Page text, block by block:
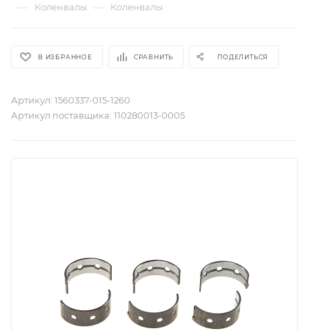
— Коленвалы — Коленвалы
В ИЗБРАННОЕ СРАВНИТЬ ПОДЕЛИТЬСЯ
Артикул: 1560337-015-1260
Артикул поставщика: 110280013-0005